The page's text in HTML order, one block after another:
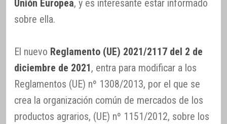
Unión Europea, y es interesante estar informado
sobre ella.
El nuevo Reglamento (UE) 2021/2117 del 2 de
diciembre de 2021, entra para modificar a los
Reglamentos (UE) nº 1308/2013, por el que se
crea la organización común de mercados de los
productos agrarios, (UE) nº 1151/2012, sobre los